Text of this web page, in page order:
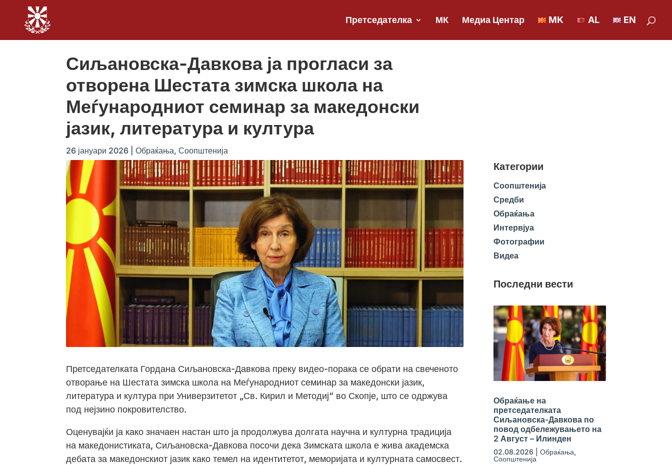
Претседателка МК Медиа Центар MK AL EN
Сиљановска-Давкова ја прогласи за
отворена Шестата зимска школа на
Меѓународниот семинар за македонски
јазик, литература и култура
26 јануари 2026 Обраќања, Соопштенија
Претседателката Гордана Сиљановска-Давкова преку видео-порака се обрати на свеченото
отворање на Шестата зимска школа на Меѓународниот семинар за македонски јазик,
литература и култура при Универзитетот „Св. Кирил и Методиј“ во Скопје, што се одржува
под нејзино покровителство.
Оценувајќи ја како значаен настан што ја продолжува долгата научна и културна традиција
на македонистиката, Сиљановска-Давкова посочи дека Зимската школа е жива академска
дебата за македонскиот јазик како темел на идентитетот, меморијата и културната самосвест.
Категории
Соопштенија
Средби
Обраќања
Интервјуа
Фотографии
Видеа
Последни вести
Обраќање на
претседателката
Сиљановска-Давкова по
повод одбележувањето на
2 Август – Илинден
02.08.2026 Обраќања,
Соопштенија